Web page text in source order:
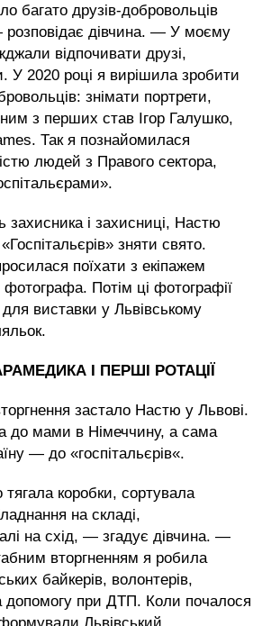
багато друзів-добровольців
дівчина. — У моєму
відпочивати друзі,
У 2020 році я вирішила зробити
знімати портрети,
з перших став Ігор Галушко,
Так я познайомилася
людей з Правого сектора,
захисника і захисниці, Настю
зняти свято.
поїхати з екіпажем
фотографа. Потім ці фотографії
виставки у Львівському
І ПЕРШІ РОТАЦІЇ
застало Настю у Львові.
до мами в Німеччину, а сама
— до «госпітальєрів«.
коробки, сортувала
на складі,
на схід, — згадує дівчина. —
вторгненням я робила
байкерів, волонтерів,
допомогу при ДТП. Коли почалося
Львівський